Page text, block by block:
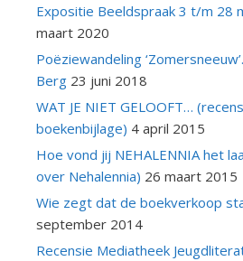
Expositie Beeldspraak 3 t/m 28
maart 2020
Poëziewandeling
Berg 23 juni 2018
WAT JE NIET GELOOFT…
boekenbijlage) 4 april 2015
Hoe vond jij NEHALENNIA het
over Nehalennia) 26 maart 2015
Wie zegt dat de boekverkoop
september 2014
Recensie Mediatheek